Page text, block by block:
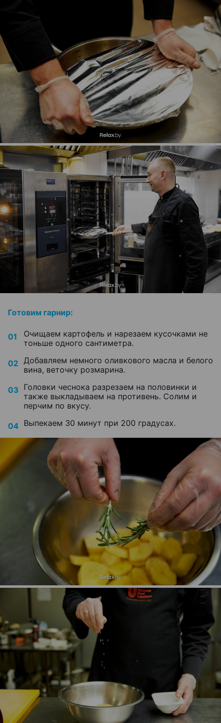
Готовим гарнир:
Очищаем картофель и нарезаем кусочками не
тоньше одного сантиметра.
Добавляем немного оливкового масла и белого
вина, веточку розмарина.
Головки чеснока разрезаем на половинки и
также выкладываем на противень. Солим и
перчим по вкусу.
Выпекаем 30 минут при 200 градусах.